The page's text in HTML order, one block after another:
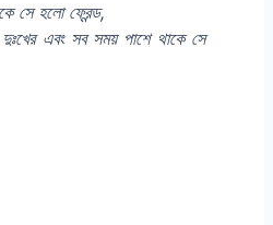
সে হলো ফ্রেন্ড,
এবং সব সময় পাশে থাকে সে